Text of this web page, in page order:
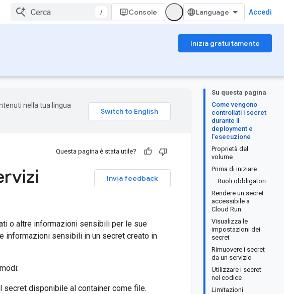
/ Console Accedi
Inizia gratuitamente
Su questa pagina
Come vengono
controllati i secret
durante il
deployment e
l'esecuzione
Proprietà del
volume
Prima di iniziare
Ruoli obbligatori
Rendere un secret
accessibile a
Cloud Run
Visualizza le
impostazioni dei
secret
Rimuovere i secret
da un servizio
Utilizzare i secret
nel codice
Limitazioni
nella tua lingua
Questa pagina è stata utile?
Invia feedback
o altre informazioni sensibili per le sue
informazioni sensibili in un secret creato in
secret disponibile al container come file.